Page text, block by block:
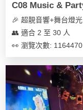
務
及
產
品
類
Party
活
C08 Music &
🎉 超靚音響+舞台燈光
👥 適合 2 至 30 人
👀 瀏覽次數: 1164470